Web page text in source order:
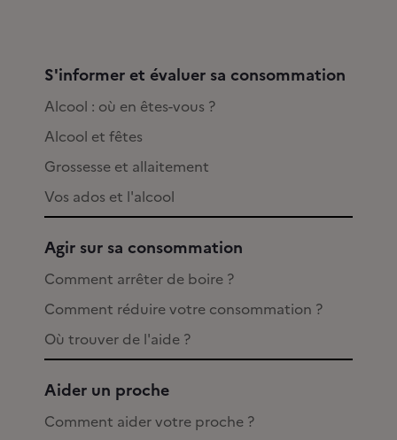
S'informer et évaluer sa consommation
Alcool : où en êtes-vous ?
Alcool et fêtes
Grossesse et allaitement
Vos ados et l'alcool
Agir sur sa consommation
Comment arrêter de boire ?
Comment réduire votre consommation ?
Où trouver de l'aide ?
Aider un proche
Comment aider votre proche ?